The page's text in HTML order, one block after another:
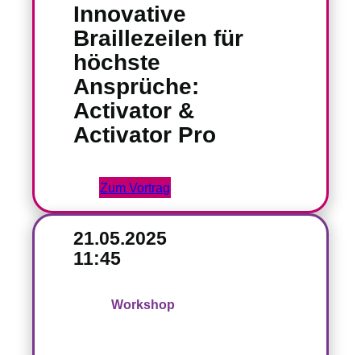
Innovative
Braillezeilen für
höchste
Ansprüche:
Activator &
Activator Pro
Zum Vortrag
21.05.2025
11:45
Workshop